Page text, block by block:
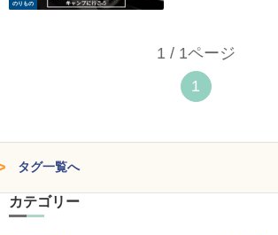
のりもの
1 / 1ページ
1
タグ一覧へ
カテゴリー